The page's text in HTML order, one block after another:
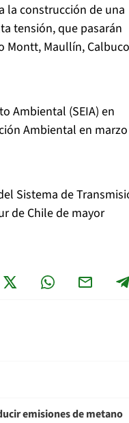
la construcción de una
tensión, que pasarán
Montt, Maullín,
Ambiental (SEIA) en
Ambiental en
Sistema de
de Chile de mayor
emisiones de metano